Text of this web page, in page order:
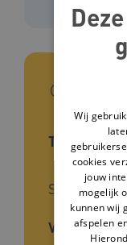
In
Type tool
Spel
Voor wie
Wij
cookies
jouw
mogelijk
kunnen wij
afspelen